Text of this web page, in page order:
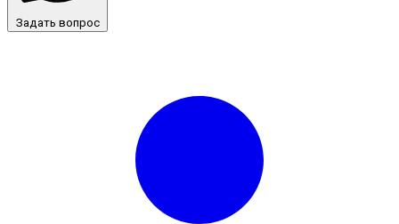
Задать вопрос